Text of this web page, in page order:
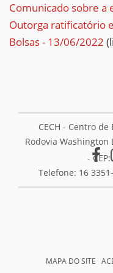
MAPA DO SITE
Comunicado sobre a
Outorga ratificatório
Bolsas - 13/06/2022
CECH - Centro
Rodovia Washington
-
Telefone: 16